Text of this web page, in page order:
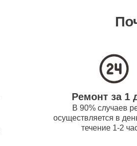
Ремонт
Ремонт труб
Ремонт за 1
В 90% случаев
осуществляется в
течение 1-2